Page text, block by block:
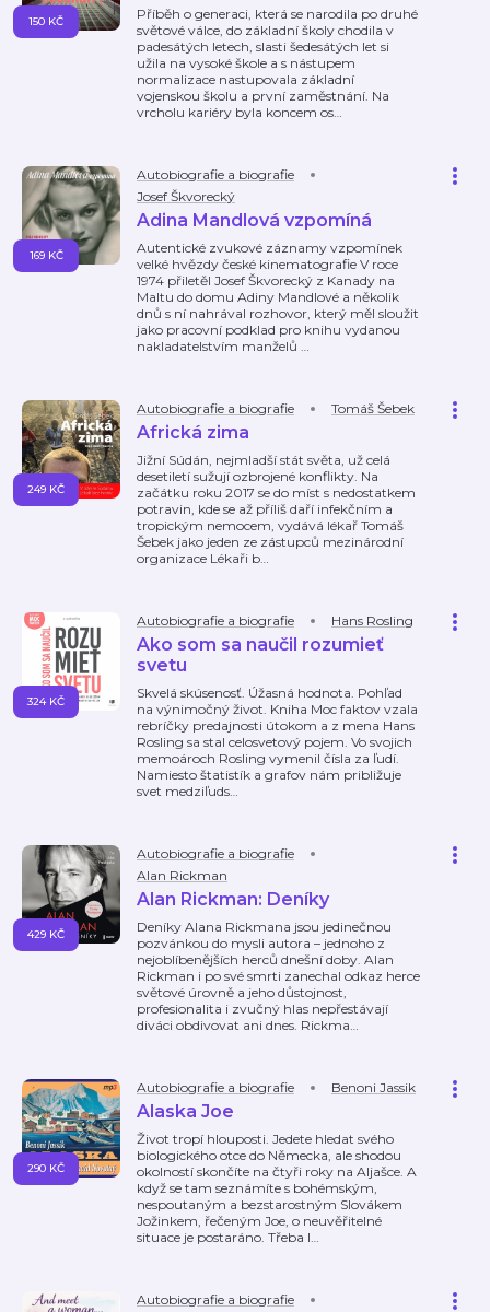
Příběh o generaci, která se narodila po druhé
světové válce, do základní školy chodila v
padesátých letech, slasti šedesátých let si
užila na vysoké škole a s nástupem
normalizace nastupovala základní
vojenskou školu a první zaměstnání. Na
vrcholu kariéry byla koncem os…
150 KČ
Autobiografie a biografie
Josef Škvorecký
Adina Mandlová vzpomíná
Autentické zvukové záznamy vzpomínek
velké hvězdy české kinematografie V roce
1974 přiletěl Josef Škvorecký z Kanady na
Maltu do domu Adiny Mandlové a několik
dnů s ní nahrával rozhovor, který měl sloužit
jako pracovní podklad pro knihu vydanou
nakladatelstvím manželů …
169 KČ
Autobiografie a biografie Tomáš Šebek
Africká zima
Jižní Súdán, nejmladší stát světa, už celá
desetiletí sužují ozbrojené konflikty. Na
začátku roku 2017 se do míst s nedostatkem
potravin, kde se až příliš daří infekčním a
tropickým nemocem, vydává lékař Tomáš
Šebek jako jeden ze zástupců mezinárodní
organizace Lékaři b…
249 KČ
Autobiografie a biografie Hans Rosling
Ako som sa naučil rozumieť
svetu
Skvelá skúsenosť. Úžasná hodnota. Pohľad
na výnimočný život. Kniha Moc faktov vzala
rebríčky predajnosti útokom a z mena Hans
Rosling sa stal celosvetový pojem. Vo svojich
memoároch Rosling vymenil čísla za ľudí.
Namiesto štatistík a grafov nám približuje
svet medziľuds…
324 KČ
Autobiografie a biografie
Alan Rickman
Alan Rickman: Deníky
Deníky Alana Rickmana jsou jedinečnou
pozvánkou do mysli autora – jednoho z
nejoblíbenějších herců dnešní doby. Alan
Rickman i po své smrti zanechal odkaz herce
světové úrovně a jeho důstojnost,
profesionalita i zvučný hlas nepřestávají
diváci obdivovat ani dnes. Rickma…
429 KČ
Autobiografie a biografie Benoni Jassik
Alaska Joe
Život tropí hlouposti. Jedete hledat svého
biologického otce do Německa, ale shodou
okolností skončíte na čtyři roky na Aljašce. A
když se tam seznámíte s bohémským,
nespoutaným a bezstarostným Slovákem
Jožinkem, řečeným Joe, o neuvěřitelné
situace je postaráno. Třeba l…
290 KČ
Autobiografie a biografie